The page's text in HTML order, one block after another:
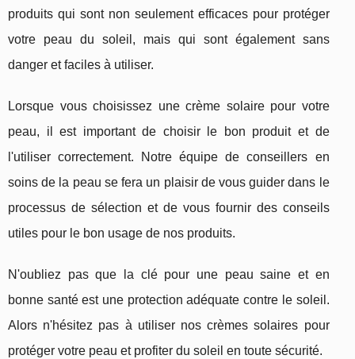
produits qui sont non seulement efficaces pour protéger
votre peau du soleil, mais qui sont également sans
danger et faciles à utiliser.
Lorsque vous choisissez une crème solaire pour votre
peau, il est important de choisir le bon produit et de
l'utiliser correctement. Notre équipe de conseillers en
soins de la peau se fera un plaisir de vous guider dans le
processus de sélection et de vous fournir des conseils
utiles pour le bon usage de nos produits.
N'oubliez pas que la clé pour une peau saine et en
bonne santé est une protection adéquate contre le soleil.
Alors n'hésitez pas à utiliser nos crèmes solaires pour
protéger votre peau et profiter du soleil en toute sécurité.